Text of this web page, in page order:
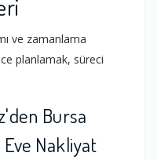
ve zamanlama
planlamak, süreci
Bursa
Nakliyat